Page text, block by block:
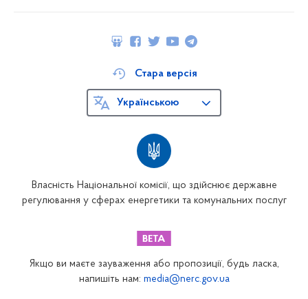
Власність Національної комісії, що здійснює державне
регулювання у сферах енергетики та комунальних послуг
Стара версія
Українською
Якщо ви маєте зауваження або пропозиції, будь ласка,
напишіть нам: media@nerc.gov.ua